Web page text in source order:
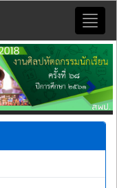
Toggle
Next